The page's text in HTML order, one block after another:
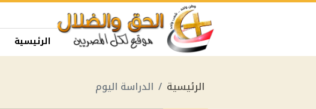
الرئيسية
الرئيسية الدراسة اليوم